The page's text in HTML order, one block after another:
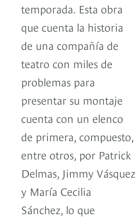
temporada. Esta obra
que cuenta la historia
de una compañía de
teatro con miles de
problemas para
presentar su montaje
cuenta con un elenco
de primera, compuesto,
entre otros, por Patrick
Delmas, Jimmy Vásquez
y María Cecilia
Sánchez, lo que